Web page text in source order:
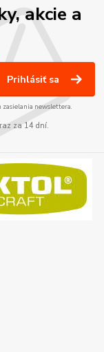
akcie a
Prihlásiť sa
zasielania newslettera.
za 14 dní.